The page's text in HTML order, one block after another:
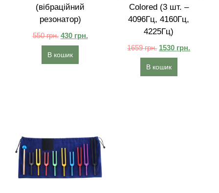
(вібраційний
резонатор)
550грн. 430 грн.
В кошик
Colored (3 шт. –
4096Гц, 4160Гц,
4225Гц)
1659грн. 1530 грн.
В кошик